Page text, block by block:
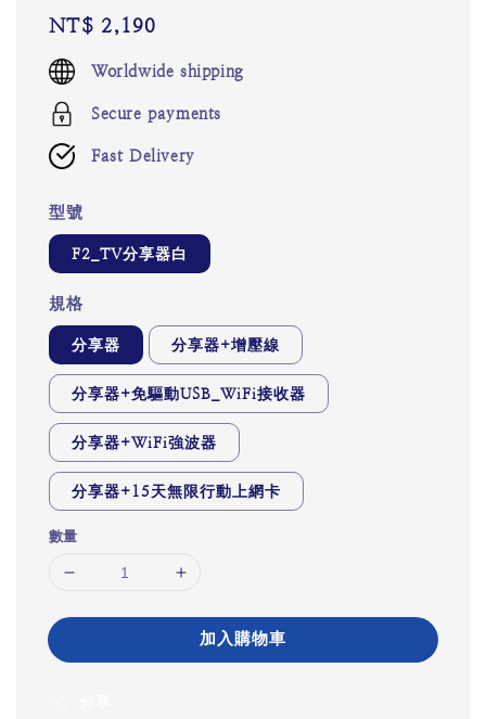
Regular
price
NT$ 2,190
Worldwide shipping
Secure payments
Fast Delivery
型號
F2_TV分享器白
規格
分享器 分享器+增壓線
分享器+免驅動USB_WiFi接收器
分享器+WiFi強波器
分享器+15天無限行動上網卡
數量
加入購物車